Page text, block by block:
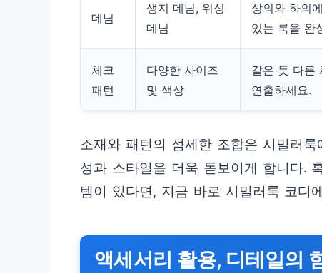
데님
생지 데님, 워싱
데님
상의와 하의
있는 룩을 완
체크
패턴
다양한 사이즈
및 색상
같은 듯 다른
연출하세요.
소재와 패턴의 섬세한 조합은 시밀러
성과 스타일을 더욱 돋보이게 합니다.
템이 있다면, 지금 바로 시밀러룩 코디
액세서리 활용, 디테일의